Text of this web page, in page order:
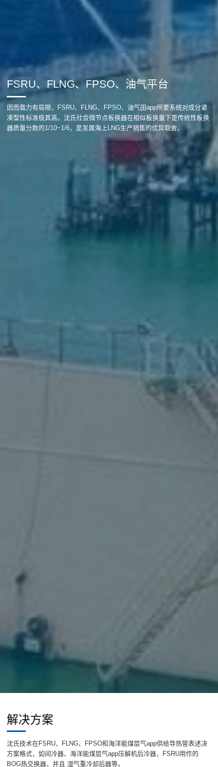
FSRU、FLNG、FPSO、油气平台
因而载力有局限，FSRU、FLNG、FPSO、油气田app所要系统对成分紧
凑型性标准极其高。沈氏社会微节点板换器在相似板换量下是传统性板换
器质量分数的1/10~1/6，是发展海上LNG生产销售的优异取舍。
解决方案
沈氏技术在FSRU、FLNG、FPSO和海洋能煤层气app供给导热管表述决
方案格式，如间冷器、海洋能煤层气app压解机后冷器，FSRU用作的
BOG热交换器，并且 湿气重冷却后器等。